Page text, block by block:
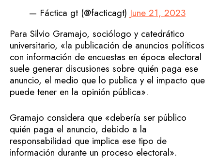
— Fáctica gt (@facticagt) June 21, 2023
Para Silvio Gramajo, sociólogo y catedrático
universitario, «la publicación de anuncios políticos
con información de encuestas en época electoral
suele generar discusiones sobre quién paga ese
anuncio, el medio que lo publica y el impacto que
puede tener en la opinión pública».
Gramajo considera que «debería ser público
quién paga el anuncio, debido a la
responsabilidad que implica ese tipo de
información durante un proceso electoral».